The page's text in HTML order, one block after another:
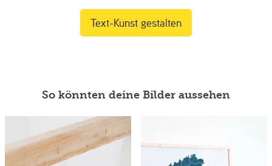
Text-Kunst gestalten
So könnten deine Bilder aussehen